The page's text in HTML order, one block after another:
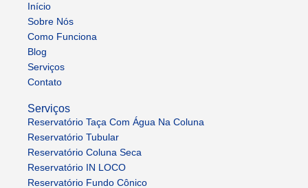
Início
Sobre Nós
Como Funciona
Blog
Serviços
Contato
Serviços
Reservatório Taça Com Água Na Coluna
Reservatório Tubular
Reservatório Coluna Seca
Reservatório IN LOCO
Reservatório Fundo Cônico